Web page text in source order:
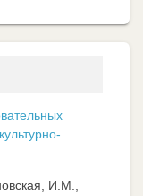
И.М.,